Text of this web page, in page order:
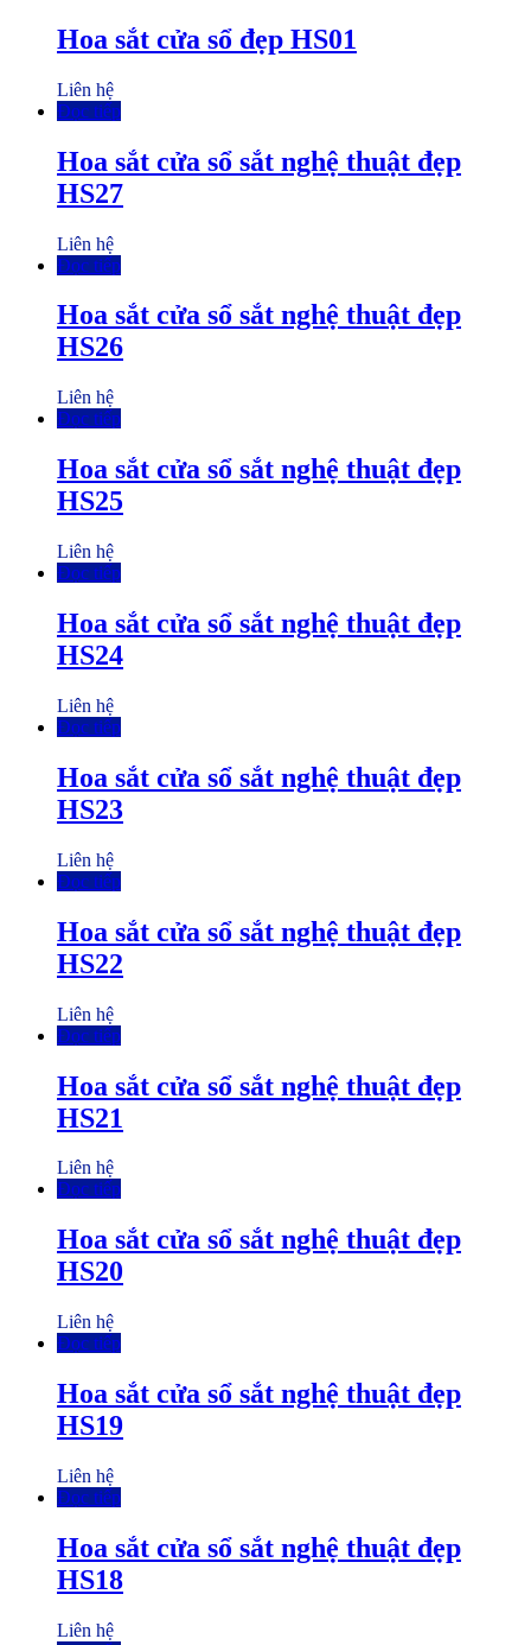
Hoa sắt cửa sổ đẹp HS01
Liên hệ
Đọc tiếp
Hoa sắt cửa sổ sắt nghệ thuật đẹp
HS27
Liên hệ
Đọc tiếp
Hoa sắt cửa sổ sắt nghệ thuật đẹp
HS26
Liên hệ
Đọc tiếp
Hoa sắt cửa sổ sắt nghệ thuật đẹp
HS25
Liên hệ
Đọc tiếp
Hoa sắt cửa sổ sắt nghệ thuật đẹp
HS24
Liên hệ
Đọc tiếp
Hoa sắt cửa sổ sắt nghệ thuật đẹp
HS23
Liên hệ
Đọc tiếp
Hoa sắt cửa sổ sắt nghệ thuật đẹp
HS22
Liên hệ
Đọc tiếp
Hoa sắt cửa sổ sắt nghệ thuật đẹp
HS21
Liên hệ
Đọc tiếp
Hoa sắt cửa sổ sắt nghệ thuật đẹp
HS20
Liên hệ
Đọc tiếp
Hoa sắt cửa sổ sắt nghệ thuật đẹp
HS19
Liên hệ
Đọc tiếp
Hoa sắt cửa sổ sắt nghệ thuật đẹp
HS18
Liên hệ